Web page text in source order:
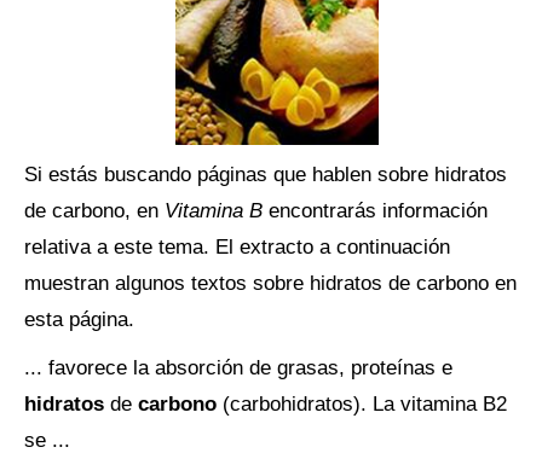
Si estás buscando páginas que hablen sobre hidratos
de carbono, en Vitamina B encontrarás información
relativa a este tema. El extracto a continuación
muestran algunos textos sobre hidratos de carbono en
esta página.
... favorece la absorción de grasas, proteínas e
hidratos de carbono (carbohidratos). La vitamina B2
se ...